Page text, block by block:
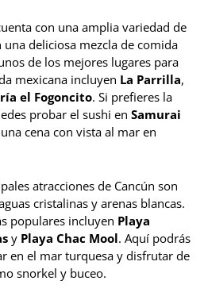
con una amplia variedad de
deliciosa mezcla de comida
de los mejores lugares para
mexicana incluyen La Parrilla,
el Fogoncito. Si prefieres la
probar el sushi en Samurai
cena con vista al mar en
atracciones de Cancún son
cristalinas y arenas blancas.
populares incluyen Playa
y Playa Chac Mool. Aquí podrás
en el mar turquesa y disfrutar de
snorkel y buceo.